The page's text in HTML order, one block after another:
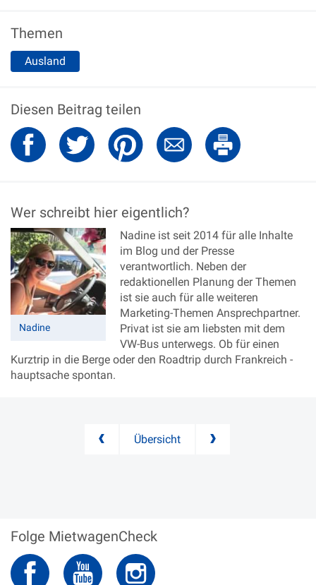
Themen
Ausland
Diesen Beitrag teilen
Wer schreibt hier eigentlich?
Nadine
Nadine ist seit 2014 für alle Inhalte
im Blog und der Presse
verantwortlich. Neben der
redaktionellen Planung der Themen
ist sie auch für alle weiteren
Marketing-Themen Ansprechpartner.
Privat ist sie am liebsten mit dem
VW-Bus unterwegs. Ob für einen
Kurztrip in die Berge oder den Roadtrip durch Frankreich -
hauptsache spontan.
Übersicht
Folge MietwagenCheck